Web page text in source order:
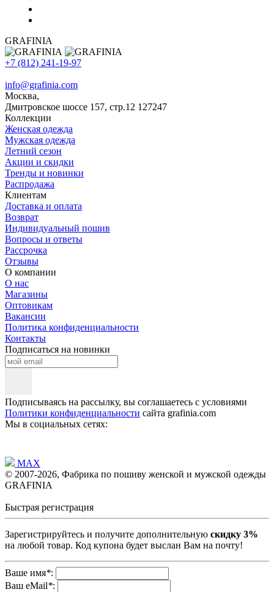
GRAFINIA
+7 (812) 241-19-97
info@grafinia.com
Москва,
Дмитровское шоссе 157, стр.12 127247
Коллекции
Женская одежда
Мужская одежда
Летний сезон
Акции и скидки
Тренды и новинки
Распродажа
Клиентам
Доставка и оплата
Возврат
Индивидуальный пошив
Вопросы и ответы
Рассрочка
Отзывы
О компании
О нас
Магазины
Оптовикам
Вакансии
Политика конфиденциальности
Контакты
Подписаться на новинки
Подписываясь на рассылку, вы соглашаетесь с условиями
Политики конфиденциальности сайта grafinia.com
Мы в социальных сетях:
MAX
© 2007-2026, Фабрика по пошиву женской и мужской одежды
GRAFINIA
Быстрая регистрация
Зарегистрируйтесь и получите дополнительную скидку 3%
на любой товар. Код купона будет выслан Вам на почту!
Ваше имя*:
Ваш eMail*: